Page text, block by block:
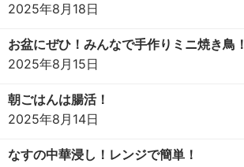
2025年8月18日
お盆にぜひ！みんなで手作りミニ焼き鳥！
2025年8月15日
朝ごはんは腸活！
2025年8月14日
なすの中華浸し！レンジで簡単！